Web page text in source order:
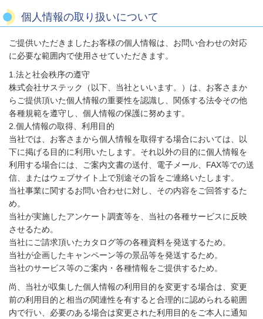
個人情報の取り扱いについて
ご提供いただきましたお客様の個人情報は、お問い合わせの対応
に必要な範囲内で使用させていただきます。
1.法と社会秩序の遵守
株式会社サステック（以下、当社といいます。）は、お客さまか
らご提供頂いた個人情報の重要性を認識し、関係する法令その他
各種規範を遵守し、個人情報の保護に努めます。
2.個人情報の取得、利用目的
当社では、お客さまから個人情報を取得する場合においては、以
下に掲げる目的に利用いたします。それ以外の目的に個人情報を
利用する場合には、ご案内文書の送付、電子メール、FAX等での送
信、またはウェブサイト上で別途その旨をご連絡いたします。
当社事業に関するお問い合わせに対し、その内容をご回答するた
め。
当社が実施したアンケート調査等を、当社の各種サービスに反映
させるため。
当社にご請求頂いたカタログ等の各種資料を発送するため。
当社が企画したキャンペーン等の景品等を発送するため。
当社のサービス等のご案内・各種情報をご提供するため。
尚、当社が収集した個人情報の利用目的を変更する場合は、変更
前の利用目的と相当の関連性を有すると合理的に認められる範囲
内で行い、必要のある場合は変更された利用目的をご本人に通知